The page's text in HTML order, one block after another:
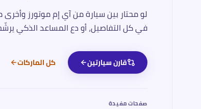
لو محتار بين سيارة منآي إم موتورز وأخرى
في كل التفاصيل، أو دع المساعد الذكي يرشّحلك أفضل اختيار
قارن سيارتين كل الماركات
صفحات مفيدة